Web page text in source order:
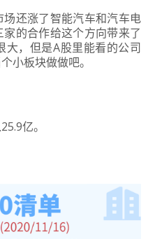
还涨了智能汽车和汽车电
的合作给这个方向带来了
大，但是A股里能看的公司
小板块做做吧。
亿。